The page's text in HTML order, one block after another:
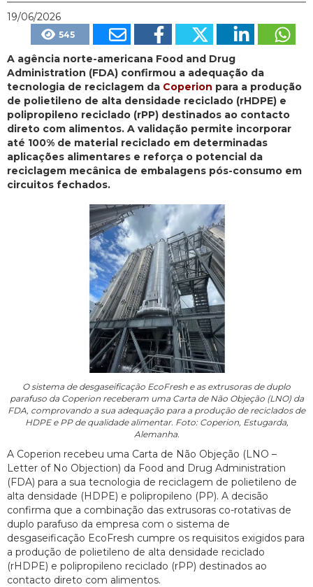
19/06/2026
545
A agência norte-americana Food and Drug
Administration (FDA) confirmou a adequação da
tecnologia de reciclagem da Coperion para a produção
de polietileno de alta densidade reciclado (rHDPE) e
polipropileno reciclado (rPP) destinados ao contacto
direto com alimentos. A validação permite incorporar
até 100% de material reciclado em determinadas
aplicações alimentares e reforça o potencial da
reciclagem mecânica de embalagens pós-consumo em
circuitos fechados.
O sistema de desgaseificação EcoFresh e as extrusoras de duplo
parafuso da Coperion receberam uma Carta de Não Objeção (LNO) da
FDA, comprovando a sua adequação para a produção de reciclados de
HDPE e PP de qualidade alimentar. Foto: Coperion, Estugarda,
Alemanha.
A Coperion recebeu uma Carta de Não Objeção (LNO –
Letter of No Objection) da Food and Drug Administration
(FDA) para a sua tecnologia de reciclagem de polietileno de
alta densidade (HDPE) e polipropileno (PP). A decisão
confirma que a combinação das extrusoras co-rotativas de
duplo parafuso da empresa com o sistema de
desgaseificação EcoFresh cumpre os requisitos exigidos para
a produção de polietileno de alta densidade reciclado
(rHDPE) e polipropileno reciclado (rPP) destinados ao
contacto direto com alimentos.